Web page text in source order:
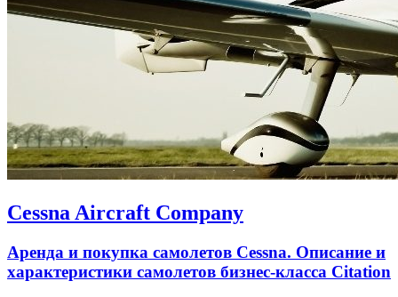
Cessna Aircraft Company
Аренда и покупка самолетов Cessna. Описание и
характеристики самолетов бизнес-класса Citation